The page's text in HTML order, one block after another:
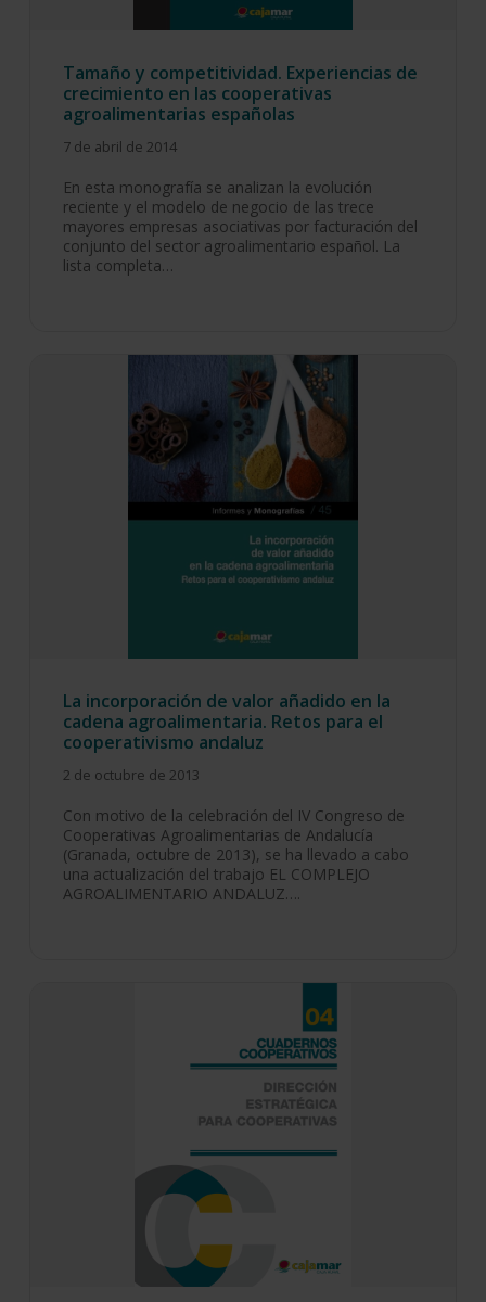
Tamaño y competitividad. Experiencias de
crecimiento en las cooperativas
agroalimentarias españolas
7 de abril de 2014
En esta monografía se analizan la evolución
reciente y el modelo de negocio de las trece
mayores empresas asociativas por facturación del
conjunto del sector agroalimentario español. La
lista completa…
La incorporación de valor añadido en la
cadena agroalimentaria. Retos para el
cooperativismo andaluz
2 de octubre de 2013
Con motivo de la celebración del IV Congreso de
Cooperativas Agroalimentarias de Andalucía
(Granada, octubre de 2013), se ha llevado a cabo
una actualización del trabajo EL COMPLEJO
AGROALIMENTARIO ANDALUZ….